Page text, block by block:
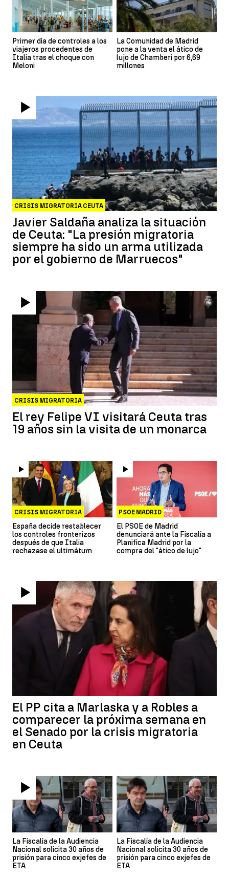
Primer día de controles a los
viajeros procedentes de
Italia tras el choque con
Meloni
La Comunidad de Madrid
pone a la venta el ático de
lujo de Chamberí por 6,69
millones
CRISIS MIGRATORIA CEUTA
Javier Saldaña analiza la situación
de Ceuta: "La presión migratoria
siempre ha sido un arma utilizada
por el gobierno de Marruecos"
CRISIS MIGRATORIA
El rey Felipe VI visitará Ceuta tras
19 años sin la visita de un monarca
CRISIS MIGRATORIA
España decide restablecer
los controles fronterizos
después de que Italia
rechazase el ultimátum
PSOE MADRID
El PSOE de Madrid
denunciará ante la Fiscalía a
Planifica Madrid por la
compra del "ático de lujo"
El PP cita a Marlaska y a Robles a
comparecer la próxima semana en
el Senado por la crisis migratoria
en Ceuta
La Fiscalía de la Audiencia
Nacional solicita 30 años de
prisión para cinco exjefes de
ETA
La Fiscalía de la Audiencia
Nacional solicita 30 años de
prisión para cinco exjefes de
ETA